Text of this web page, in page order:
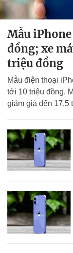
Mẫu
đồng; xe
triệu đồng
Mẫu điện thoại
tới 10 triệu đồng.
giảm giá đến 17,5